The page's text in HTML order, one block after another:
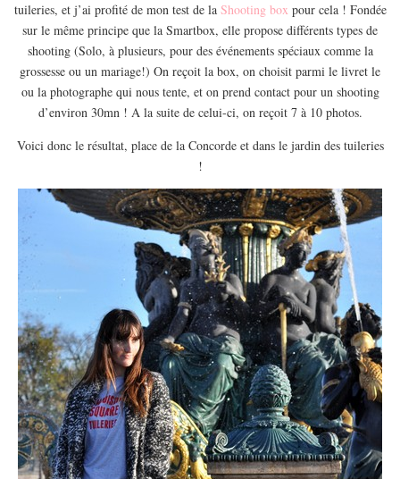
PAYS BAS
RÉPUBLIQUE TCHÈQUE
OCÉANIE
AUSTRALIE
MON PROGRAMME DE YOGA EN LIGNE
AUTRES CATÉGORIES
DIVERSES BOX
DIY
LIFESTYLE
ME CONTACTER
A PROPOS
PARUTIONS ET PARTENARIATS
tuileries, et j’ai profité de mon test de la Shooting box pour cela ! Fondée
sur le même principe que la Smartbox, elle propose différents types de
shooting (Solo, à plusieurs, pour des événements spéciaux comme la
grossesse ou un mariage!) On reçoit la box, on choisit parmi le livret le
ou la photographe qui nous tente, et on prend contact pour un shooting
d’environ 30mn ! A la suite de celui-ci, on reçoit 7 à 10 photos.
Voici donc le résultat, place de la Concorde et dans le jardin des tuileries
!